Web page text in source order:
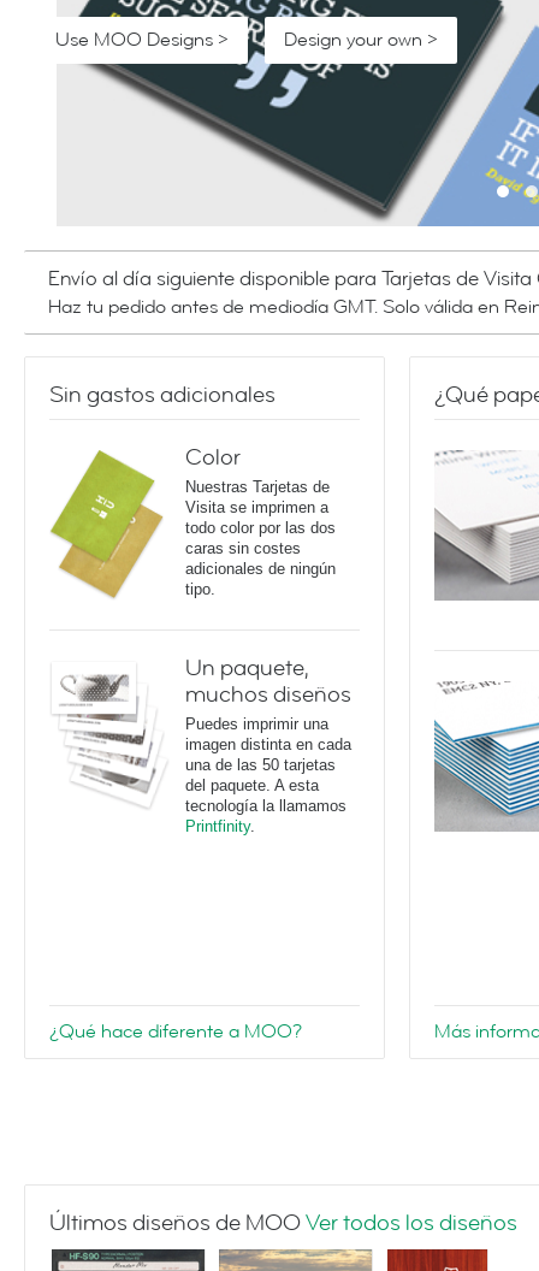
Use MOO Designs > Design your own >
Use MOO Designs > Design your own >
Crear tarjetas Facebook >
Get started >
Use MOO Designs > Design your own >
Envío al día siguiente disponible para Tarjetas de
Haz tu pedido antes de mediodía GMT. Solo válida en
Sin gastos adicionales
Color
Nuestras Tarjetas de
Visita se imprimen a
todo color por las dos
caras sin costes
adicionales de ningún
tipo.
Un paquete,
muchos diseños
Puedes imprimir una
imagen distinta en cada
una de las 50 tarjetas
del paquete. A esta
tecnología la llamamos
Printfinity.
¿Qué hace diferente a MOO?
¿Qué
Más
Últimos diseños de MOOVer todos los diseños